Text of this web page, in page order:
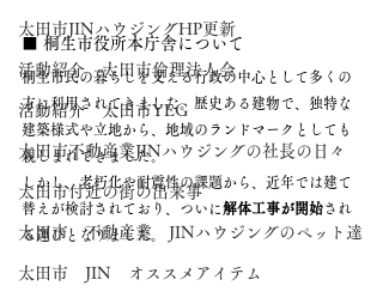
太田市JINハウジングHP更新
活動紹介 太田市倫理法人会
活動紹介 太田市YEG
太田市不動産業JINハウジングの社長の日々
太田市付近の街の出来事
太田市 不動産業 JINハウジングのペット達
太田市 JIN オススメアイテム
■ 桐生市役所本庁舎について
桐生市民の暮らしを支える行政の中心として多くの
方に利用されてきました。歴史ある建物で、独特な
建築様式や立地から、地域のランドマークとしても
親しまれてきました。
しかし、老朽化や耐震性の課題から、近年では建て
替えが検討されており、ついに解体工事が開始され
る運びとなりました。